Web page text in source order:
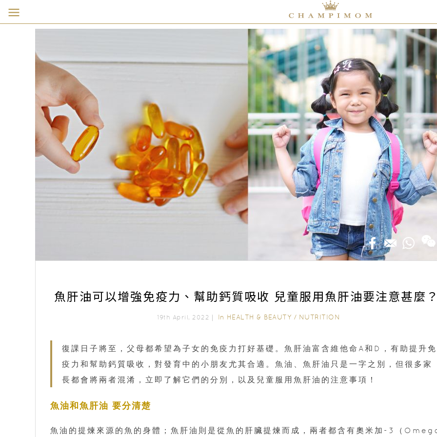
魚肝油可以增強免疫力、幫助鈣質吸收 兒童服用魚肝油要注意甚麼
19th April, 2022｜ In HEALTH & BEAUTY / NUTRITION
復課日子將至，父母都希望為子女的免疫力打好基礎。魚肝油富含維他命A和D，有助提升免
疫力和幫助鈣質吸收，對發育中的小朋友尤其合適。魚油、魚肝油只是一字之別，但很多家
長都會將兩者混淆，立即了解它們的分別，以及兒童服用魚肝油的注意事項！
魚油和魚肝油 要分清楚
魚油的提煉來源的魚的身體；魚肝油則是從魚的肝臟提煉而成，兩者都含有奧米加-3（